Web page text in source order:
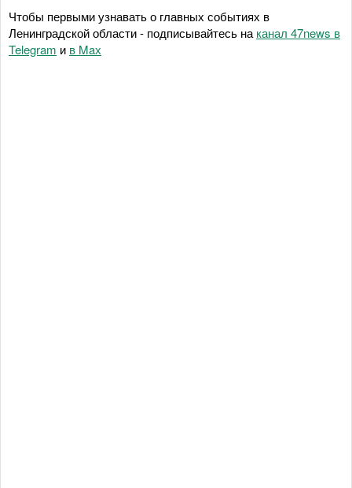
Чтобы первыми узнавать о главных событиях в
Ленинградской области - подписывайтесь на канал 47news в
Telegram и в Maх